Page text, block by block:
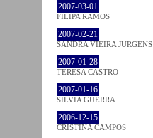
2007-03-01
FILIPA RAMOS
2007-02-21
SANDRA VIEIRA JURGENS
2007-01-28
TERESA CASTRO
2007-01-16
SÍLVIA GUERRA
2006-12-15
CRISTINA CAMPOS